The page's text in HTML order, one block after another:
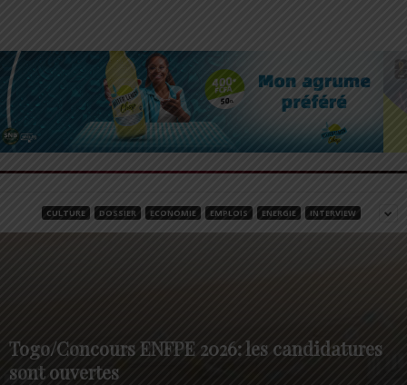
CULTURE DOSSIER ECONOMIE EMPLOIS ENERGIE INTERVIEW
Togo/Concours ENFPE 2026: les candidatures
sont ouvertes